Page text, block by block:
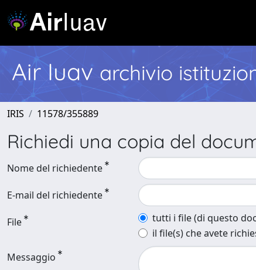
Air Iuav archivio
IRIS 11578/355889
Richiedi una copia del
Nome del richiedente
E-mail del richiedente
File
tutti i file (di questo
il file(s) che avete
Messaggio